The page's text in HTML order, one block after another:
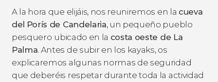
A la hora que elijáis, nos reuniremos en la cueva
del Porís de Candelaria, un pequeño pueblo
pesquero ubicado en la costa oeste de La
Palma. Antes de subir en los kayaks, os
explicaremos algunas normas de seguridad
que deberéis respetar durante toda la actividad